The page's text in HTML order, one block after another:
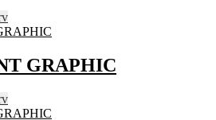
GRAPHIC